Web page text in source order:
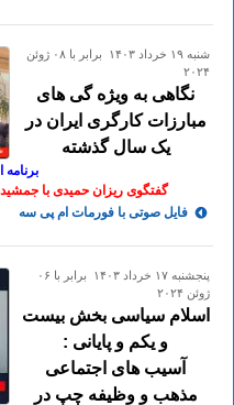
شنبه ۱۹ خرداد ۱۴۰۳ برابر با ۰۸ ژوئن
۲۰۲۴
نگاهی به ویژه گی های
مبارزات کارگری ایران در
یک سال گذشته
گفتگوی ریزان حمیدی با
فایل صوتی با فورمات ام پی سه
پنجشنبه ۱۷ خرداد ۱۴۰۳ برابر با ۰۶
ژوئن ۲۰۲۴
اسلام سیاسی بخش بیست
و یکم و پایانی :
آسیب های اجتماعی
مذهب و وظیفه چپ در